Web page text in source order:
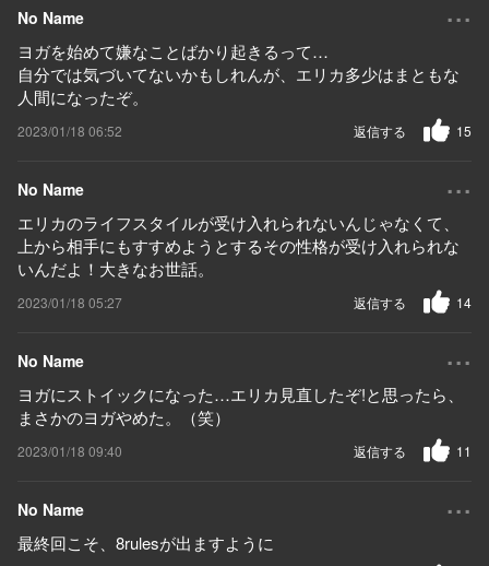
No Name
ヨガを始めて嫌なことばかり起きるって…
自分では気づいてないかもしれんが、エリカ多少はまともな
人間になったぞ。
2023/01/18 06:52 15
返信する
No Name ...
エリカのライフスタイルが受け入れられないんじゃなくて、
上から相手にもすすめようとするその性格が受け入れられな
いんだよ！大きなお世話。
2023/01/18 05:27 14
返信する
No Name ...
ヨガにストイックになった…エリカ見直したぞ!と思ったら、
まさかのヨガやめた。（笑）
2023/01/18 09:40 11
返信する
No Name ...
最終回こそ、8rulesが出ますように